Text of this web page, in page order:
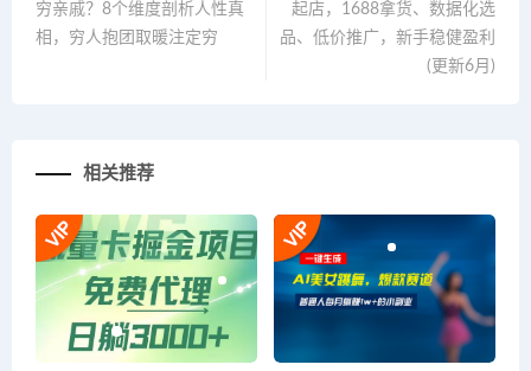
穷亲戚？8个维度剖析人性真
相，穷人抱团取暖注定穷
起店，1688拿货、数据化选
品、低价推广，新手稳健盈利
(更新6月)
相关推荐